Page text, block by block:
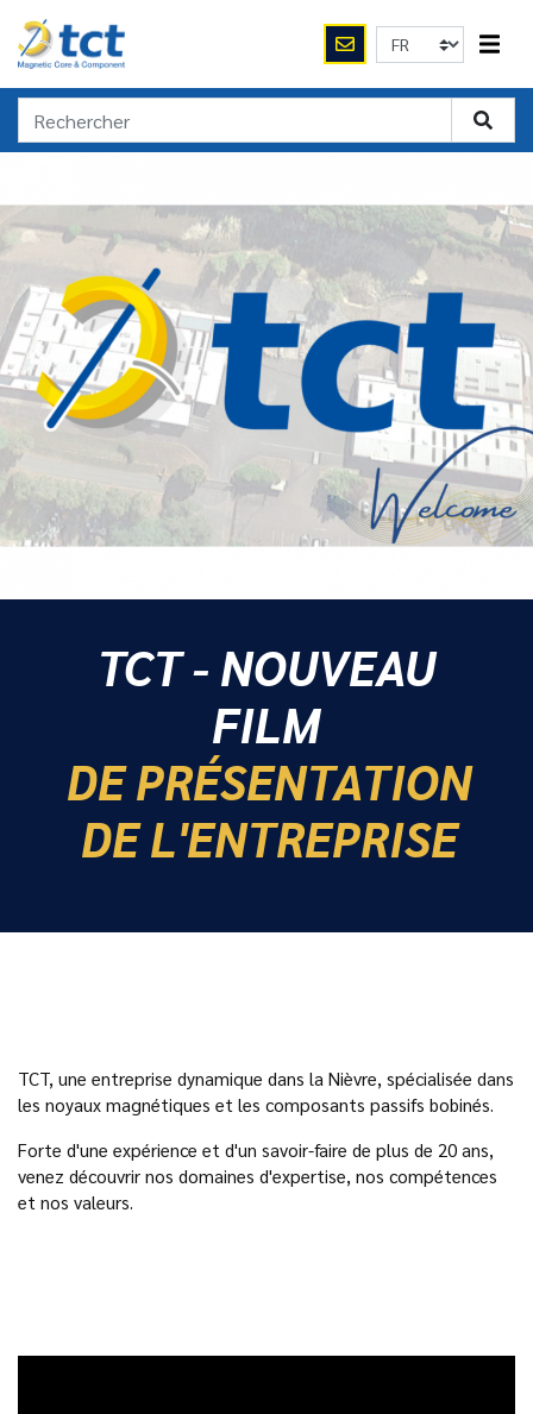
TCT - NOUVEAU
FILM
DE PRÉSENTATION
DE L'ENTREPRISE
TCT, une entreprise dynamique dans la Nièvre, spécialisée dans
les noyaux magnétiques et les composants passifs bobinés.
Forte d'une expérience et d'un savoir-faire de plus de 20 ans,
venez découvrir nos domaines d'expertise, nos compétences
et nos valeurs.